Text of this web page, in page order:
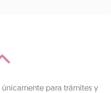
para trámites y